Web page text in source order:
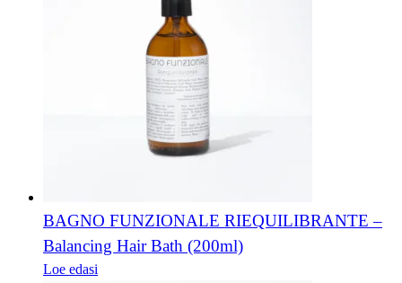
BAGNO FUNZIONALE RIEQUILIBRANTE –
Balancing Hair Bath (200ml)
Loe edasi